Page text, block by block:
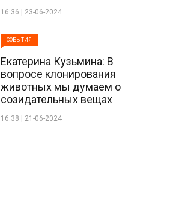
16:36 | 23-06-2024
СОБЫТИЯ
Екатерина Кузьмина: В
вопросе клонирования
животных мы думаем о
созидательных вещах
16:38 | 21-06-2024